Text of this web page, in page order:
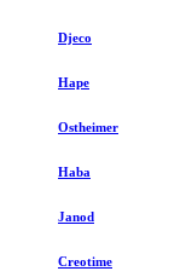
Djeco
Hape
Ostheimer
Haba
Janod
Creotime